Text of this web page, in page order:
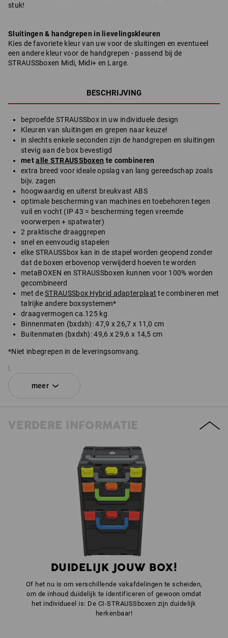
stuk!
Sluitingen & handgrepen in lievelingskleuren
Kies de favoriete kleur van uw voor de sluitingen en eventueel
een andere kleur voor de handgrepen - passend bij de
STRAUSSboxen Midi, Midi+ en Large.
BESCHRIJVING
beproefde STRAUSSbox in uw individuele design
Kleuren van sluitingen en grepen naar keuze!
in slechts enkele seconden zijn de handgrepen en sluitingen
stevig aan de box bevestigd
metalle STRAUSSboxen te combineren
extra breed voor ideale opslag van lang gereedschap zoals
bijv. zagen
hoogwaardig en uiterst breukvast ABS
optimale bescherming van machines en toebehoren tegen
vuil en vocht (IP 43 = bescherming tegen vreemde
voorwerpen + spatwater)
2 praktische draaggrepen
snel en eenvoudig stapelen
elke STRAUSSbox kan in de stapel worden geopend zonder
dat de boxen erbovenop verwijderd hoeven te worden
metaBOXEN en STRAUSSboxen kunnen voor 100% worden
gecombineerd
met deSTRAUSSbox Hybrid adapterplaat te combineren met
talrijke andere boxsystemen*
draagvermogen ca.125 kg
Binnenmaten (bxdxh): 47,9 x 26,7 x 11,0 cm
Buitenmaten (bxdxh): 49,6 x 29,6 x 14,5 cm
*Niet inbegrepen in de leveringsomvang.
Levering zonder inhoud.
SET BESTAANDE UIT:
kleur: zwart
STRAUSSbox sluitingen
STRAUSSbox frontgreep uni + dekselgreep
meer
VERDERE INFORMATIE
DUIDELIJK JOUW BOX!
Of het nu is om verschillende vakafdelingen te scheiden,
om de inhoud duidelijk te identificeren of gewoon omdat
het individueel is: De CI-STRAUSSboxen zijn duidelijk
herkenbaar!